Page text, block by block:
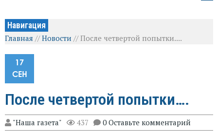
Навигация
Главная //Новости //После четвертой попытки....
17
СЕН
После четвертой попытки….
"Наша газета" 437 0 Оставьте комментарий